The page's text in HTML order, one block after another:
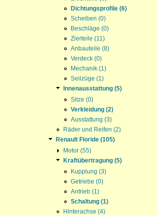
Dichtungsprofile (6)
Scheiben (0)
Beschläge (0)
Zierteile (11)
Anbauteile (8)
Verdeck (0)
Mechanik (1)
Seilzüge (1)
Innenausstattung (5)
Sitze (0)
Verkleidung (2)
Ausstattung (3)
Räder und Reifen (2)
Renault Floride (105)
Motor (55)
Kraftübertragung (5)
Kupplung (3)
Getriebe (0)
Antrieb (1)
Schaltung (1)
Hinterachse (4)